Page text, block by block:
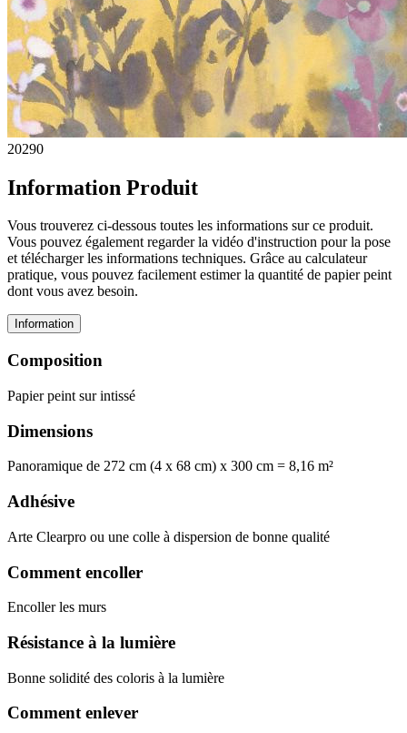
20290
Information Produit
Vous trouverez ci-dessous toutes les informations sur ce produit.
Vous pouvez également regarder la vidéo d'instruction pour la pose
et télécharger les informations techniques. Grâce au calculateur
pratique, vous pouvez facilement estimer la quantité de papier peint
dont vous avez besoin.
Information
Composition
Papier peint sur intissé
Dimensions
Panoramique de 272 cm (4 x 68 cm) x 300 cm = 8,16 m²
Adhésive
Arte Clearpro ou une colle à dispersion de bonne qualité
Comment encoller
Encoller les murs
Résistance à la lumière
Bonne solidité des coloris à la lumière
Comment enlever